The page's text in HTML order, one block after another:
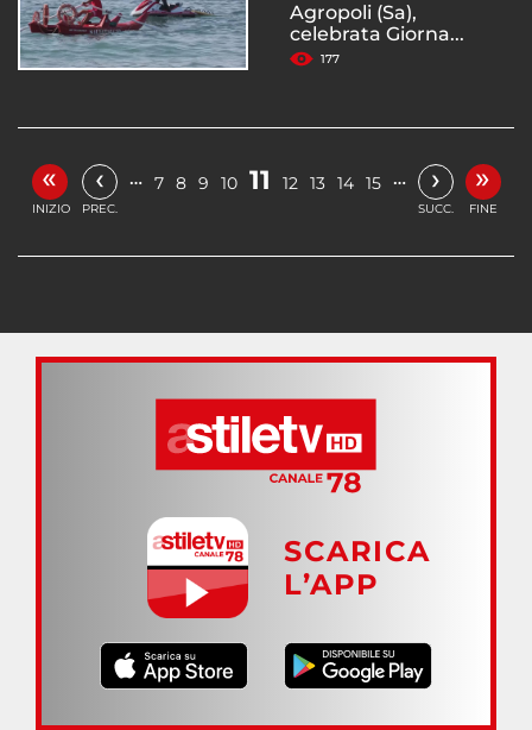
Agropoli (Sa),
celebrata Giorna...
177
«
INIZIO
‹
PREC.
… 7 8 9 10 11 12 13 14 15 … ›
SUCC.
»
FINE
SCARICA
L’APP